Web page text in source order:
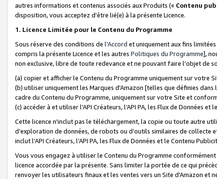
autres informations et contenus associés aux Produits (« Contenu
disposition, vous acceptez d'être lié(e) à la présente Licence.
1. Licence Limitée pour le Contenu du Programme
Sous réserve des conditions de l'Accord et uniquement aux fins
compris la présente Licence et les autres Politiques du Programme],
non exclusive, libre de toute redevance et ne pouvant faire l'objet de
(a) copier et afficher le Contenu du Programme uniquement sur votre
(b) utiliser uniquement les Marques d'Amazon [telles que définies dans
cadre du Contenu du Programme, uniquement sur votre Site et
(c) accéder à et utiliser l’API Créateurs, l’API PA, les Flux de Données
Cette licence n'inclut pas le téléchargement, la copie ou toute autre
d’exploration de données, de robots ou d’outils similaires de
inclut l’API Créateurs, l’API PA, les Flux de Données et le Contenu
Vous vous engagez à utiliser le Contenu du Programme
licence accordée par la présente. Sans limiter la portée de ce qui
renvoyer les utilisateurs finaux et les ventes vers un Site d'Amazon et